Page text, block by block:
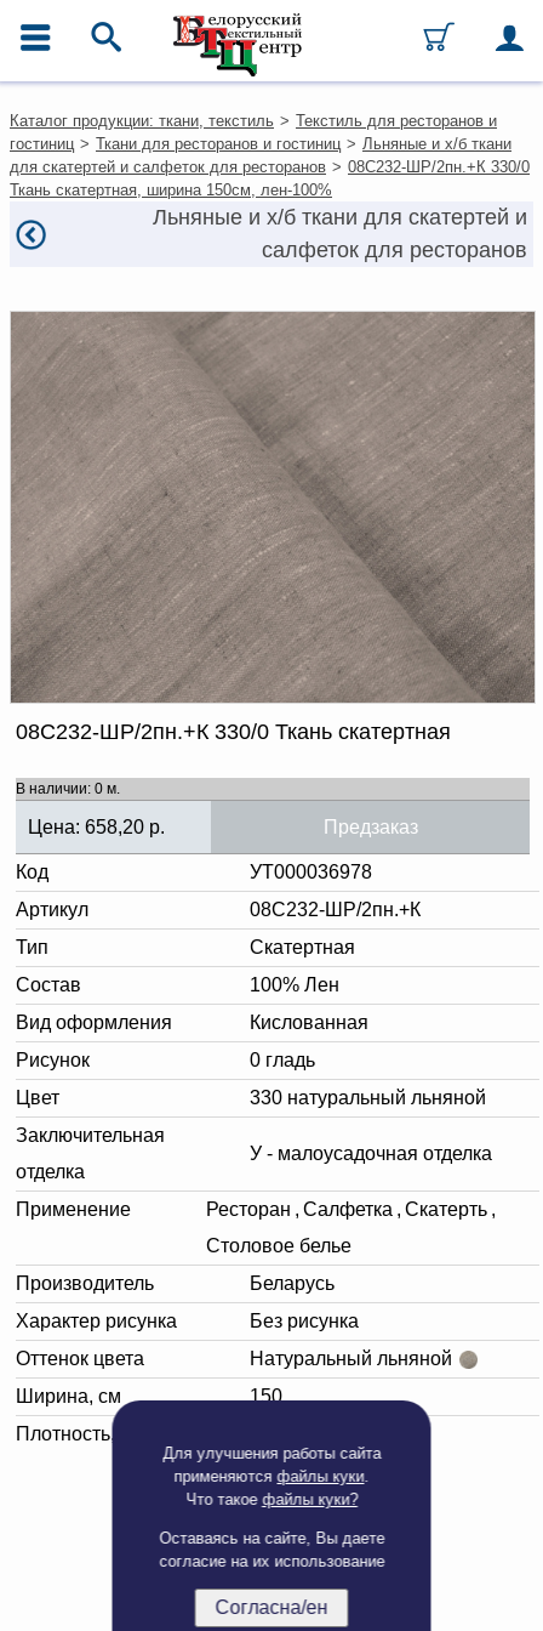
Для улучшения работы сайта
применяютсяфайлы куки.
Что такое файлы куки?
Оставаясь на сайте, Вы даете
согласие на их использование
Согласна/ен
Каталог
Ткани
Домашний текстиль
Одежда
Ковры
Текстиль для ресторанов и
фурнитура
Условия работы
Оплата и доставка
Как оформить заказ
Вакансии
Как нас найти
Написать нам
Доверенность на
получение груза
Документы по работе с
персональными данными
Письмо руководителю
Вопросы и ответы
Новости | Статьи
Каталог продукции: ткани, текстиль > Текстиль для ресторанов и
гостиниц > Ткани для ресторанов и гостиниц > Льняные и х/б ткани
для скатертей и салфеток для ресторанов > 08С232-ШР/2пн.+К 330/0
Ткань скатертная, ширина 150см, лен-100%
Льняные и х/б ткани для скатертей и
салфеток для ресторанов
08С232-ШР/2пн.+К 330/0 Ткань скатертная
В наличии: 0 м.
Цена: 658,20 р. Предзаказ
Код
УТ000036978
Артикул
08С232-ШР/2пн.+К
Тип
Скатертная
Состав
100% Лен
Вид оформления
Кислованная
Рисунок
0 гладь
Цвет
330 натуральный льняной
Заключительная
отделка
У - малоусадочная отделка
Применение Ресторан , Салфетка , Скатерть ,
Столовое белье
Производитель
Беларусь
Характер рисунка
Без рисунка
Оттенок цвета
Натуральный льняной
Ширина, см
150
Плотность, г/м²
Полная версия сайта
Добавить
в